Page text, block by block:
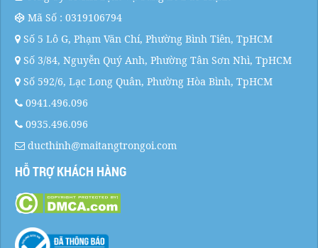
Mã Số : 0319106794
Số 5 Lô G, Phạm Văn Chí, Phường Bình Tiên, TpHCM
Số 3/84, Nguyễn Quý Anh, Phường Tân Sơn Nhì, TpHCM
Số 592/6, Lạc Long Quân, Phường Hòa Bình, TpHCM
0941.496.096
0935.496.096
ducthinh@maitangtrongoi.com
HỖ TRỢ KHÁCH HÀNG